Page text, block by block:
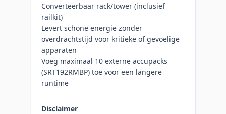
Converteerbaar rack/tower (inclusief
railkit)
Levert schone energie zonder
overdrachtstijd voor kritieke of gevoelige
apparaten
Voeg maximaal 10 externe accupacks
(SRT192RMBP) toe voor een langere
runtime
Disclaimer